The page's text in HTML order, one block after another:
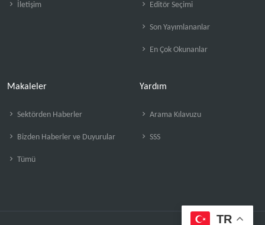
İletişim Editör Seçimi
Son Yayımlananlar
En Çok Okunanlar
Makaleler
Sektörden Haberler
Bizden Haberler ve Duyurular
Tümü
Yardım
Arama Kılavuzu
SSS
TR